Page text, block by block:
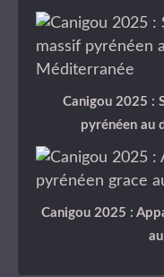
Canigou 2025 :
pyrénéen au
Canigou 2025 :